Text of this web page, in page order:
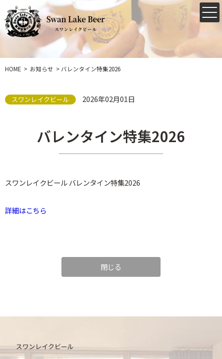
HOME お知らせ バレンタイン特集2026
スワンレイクビール 2026年02月01日
バレンタイン特集2026
スワンレイクビール バレンタイン特集2026
詳細はこちら
閉じる
スワンレイクビール